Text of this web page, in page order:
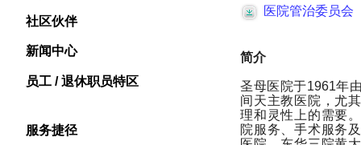
社区伙伴
新闻中心
员工 / 退休职员特区
服务捷径